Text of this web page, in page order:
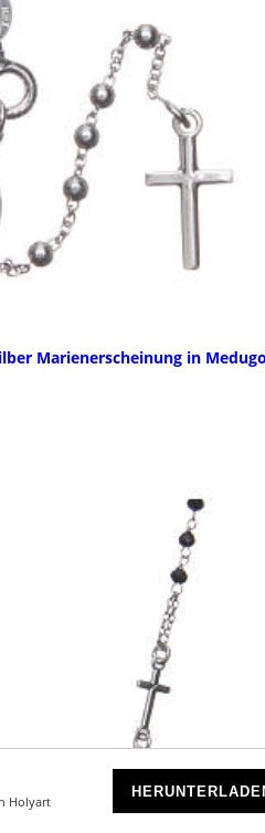
Holyart
Marienerscheinung in